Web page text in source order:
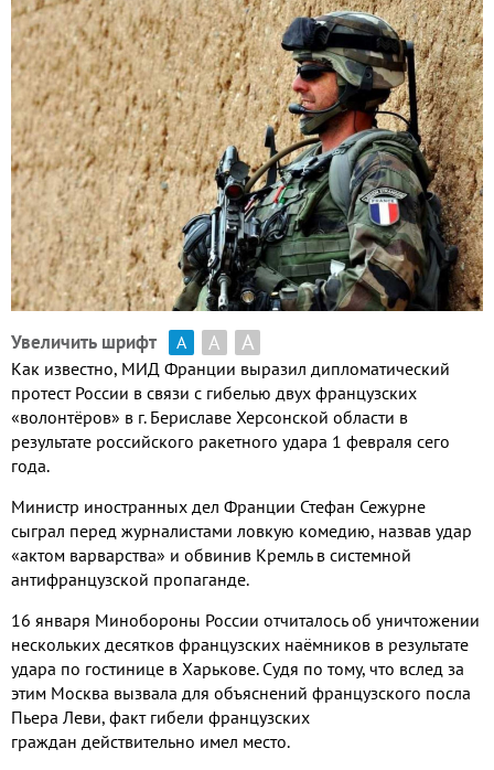
Увеличить шрифт А А А
Как известно, МИД Франции выразил дипломатический
протест России в связи с гибелью двух французских
«волонтёров» в г. Бериславе Херсонской области в
результате российского ракетного удара 1 февраля сего
года.
Министр иностранных дел Франции Стефан Сежурне
сыграл перед журналистами ловкую комедию, назвав удар
«актом варварства» и обвинив Кремль в системной
антифранцузской пропаганде.
16 января Минобороны России отчиталось об уничтожении
нескольких десятков французских наёмников в результате
удара по гостинице в Харькове. Судя по тому, что вслед за
этим Москва вызвала для объяснений французского посла
Пьера Леви, факт гибели французских
граждан действительно имел место.